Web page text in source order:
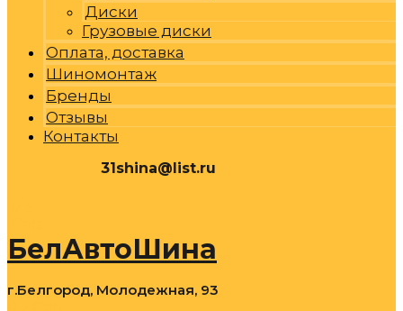
Диски
Грузовые диски
Оплата, доставка
Шиномонтаж
Бренды
Отзывы
Контакты
31shina@list.ru
БелАвтоШина
г.Белгород, Молодежная, 93